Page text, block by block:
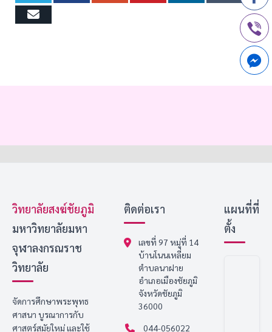
Email
วิทยาลัยสงฆ์ชัยภูมิ
มหาวิทยาลัยมหา
จุฬาลงกรณราช
วิทยาลัย
จัดการศึกษาพระพุทธ
ศาสนา บูรณาการกับ
ศาสตร์สมัยใหม่ และใช้
ติดต่อเรา
เลขที่ 97 หมู่ที่ 14
บ้านโนนเหลี่ยม
ตำบลนาฝาย
อำเภอเมืองชัยภูมิ
จังหวัดชัยภูมิ
36000
044-056022
แผนที่ที่
ตั้ง